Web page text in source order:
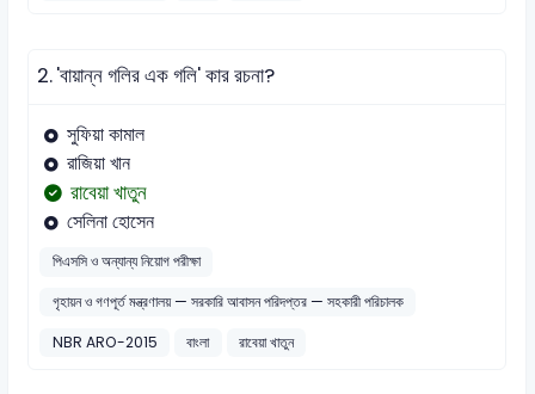
2.'বায়ান্ন গলির এক গলি' কার রচনা?
সুফিয়া কামাল
রাজিয়া খান
রাবেয়া খাতুন
সেলিনা হোসেন
পিএসসি ও অন্যান্য নিয়োগ পরীক্ষা
গৃহায়ন ও গণপূর্ত মন্ত্রণালয় — সরকারি আবাসন পরিদপ্তর — সহকারী পরিচালক
NBR ARO-2015
বাংলা রাবেয়া খাতুন